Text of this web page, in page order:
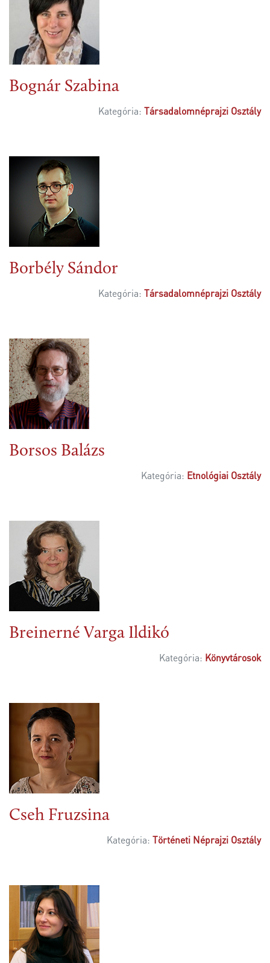
Bognár Szabina
Kategória: Társadalomnéprajzi Osztály
Borbély Sándor
Kategória: Társadalomnéprajzi Osztály
Borsos Balázs
Kategória: Etnológiai Osztály
Breinerné Varga Ildikó
Kategória: Könyvtárosok
Cseh Fruzsina
Kategória: Történeti Néprajzi Osztály